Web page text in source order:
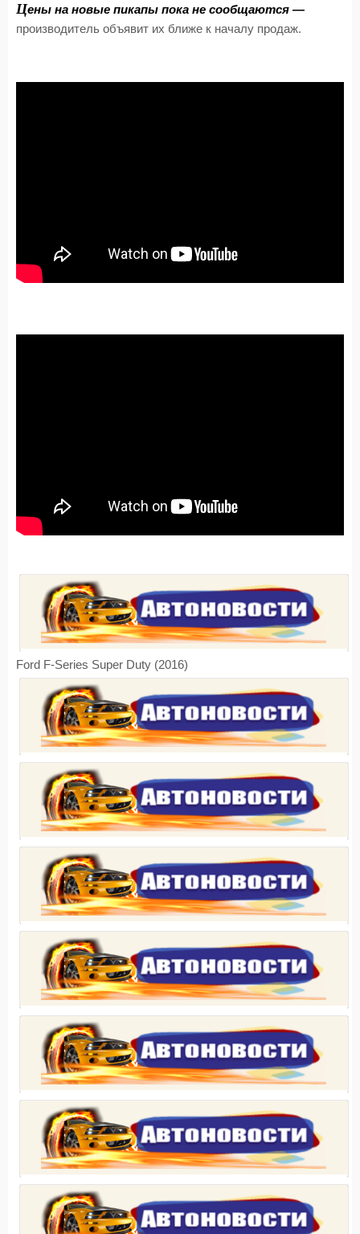
Цены на новые пикапы пока не сообщаются —
производитель объявит их ближе к началу продаж.
Ford F-Series Super Duty (2016)